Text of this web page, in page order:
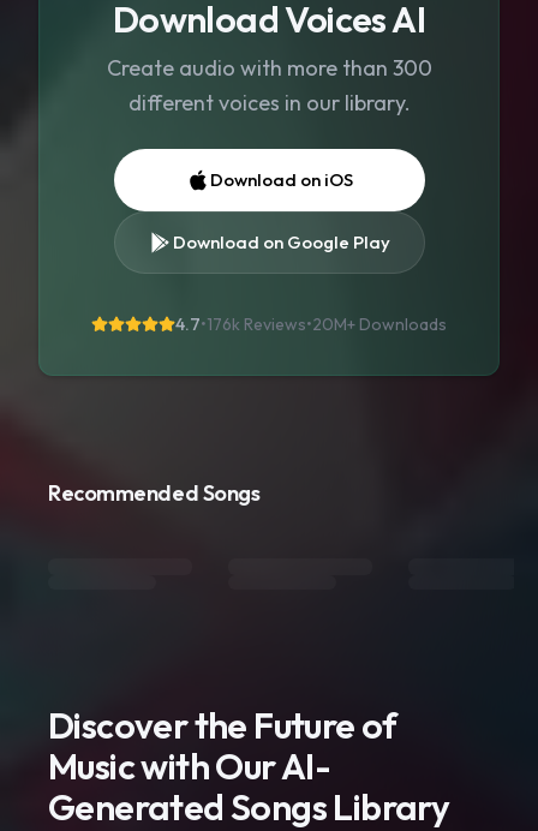
Download Voices AI
Create audio with more than 300
different voices in our library.
Download on iOS
Download on Google Play
4.7•176k Reviews•20M+ Downloads
Recommended Songs
Discover the Future of
Music with Our AI-
Generated Songs Library